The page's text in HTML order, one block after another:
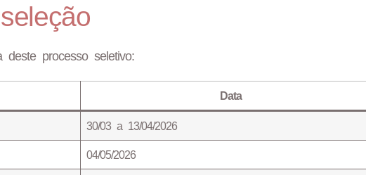
processo seletivo:
Data
30/03 a 13/04/2026
04/05/2026